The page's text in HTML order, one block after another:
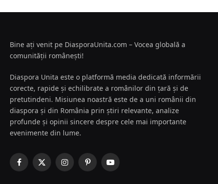
Bine ați venit pe DiasporaUnita.com – Vocea globală a
comunității românești!
Diaspora Unita este o platformă media dedicată informării
corecte, rapide și echilibrate a românilor din țară și de
pretutindeni. Misiunea noastră este de a uni românii din
diaspora și din România prin știri relevante, analize
profunde și opinii sincere despre cele mai importante
evenimente din lume.
Facebook
X
InstagramPinterestYouTube